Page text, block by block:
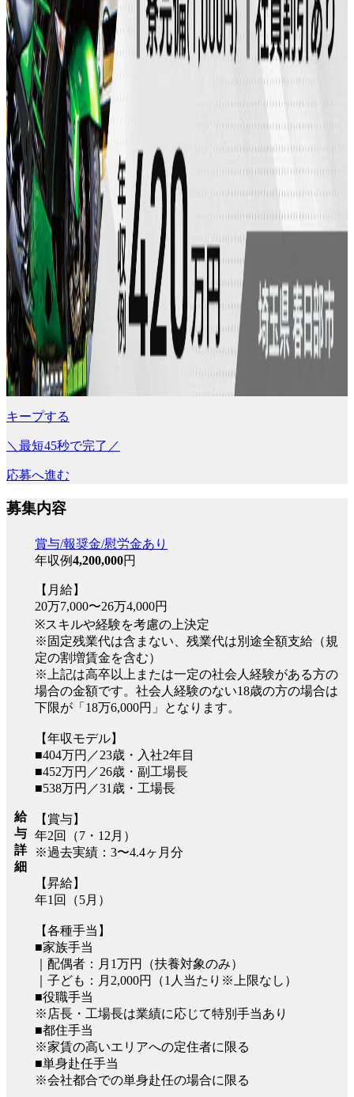
キープする
＼最短45秒で完了／
応募へ進む
募集内容
給
与
詳
細
賞与/報奨金/慰労金あり
年収例4,200,000円
【月給】
20万7,000〜26万4,000円
※スキルや経験を考慮の上決定
※固定残業代は含まない、残業代は別途全額支給（規
定の割増賃金を含む）
※上記は高卒以上または一定の社会人経験がある方の
場合の金額です。社会人経験のない18歳の方の場合は
下限が「18万6,000円」となります。
【年収モデル】
■404万円／23歳・入社2年目
■452万円／26歳・副工場長
■538万円／31歳・工場長
【賞与】
年2回（7・12月）
※過去実績：3〜4.4ヶ月分
【昇給】
年1回（5月）
【各種手当】
■家族手当
｜配偶者：月1万円（扶養対象のみ）
｜子ども：月2,000円（1人当たり※上限なし）
■役職手当
※店長・工場長は業績に応じて特別手当あり
■都住手当
※家賃の高いエリアへの定住者に限る
■単身赴任手当
※会社都合での単身赴任の場合に限る